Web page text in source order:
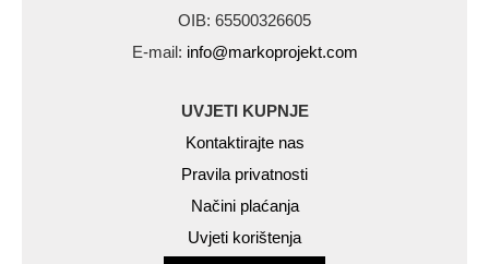
OIB: 65500326605
E-mail: info@markoprojekt.com
UVJETI KUPNJE
Kontaktirajte nas
Pravila privatnosti
Načini plaćanja
Uvjeti korištenja